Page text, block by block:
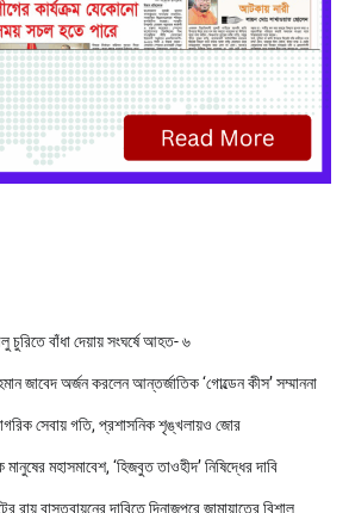
চুরিতে বাঁধা দেয়ায় সংঘর্ষে আহত- ৬
জাবেদ অর্জন করলেন আন্তর্জাতিক ‘গোল্ডেন কীস’ সম্মাননা
সেবায় গতি, প্রশাসনিক শৃঙ্খলায়ও জোর
মানুষের মহাসমাবেশ, ‘হিজবুত তাওহীদ’ নিষিদ্ধের দাবি
বাস্তবায়নের দাবিতে দিনাজপুরে জামায়াতের বিশাল